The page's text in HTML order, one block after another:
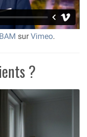
BAM surVimeo.
?